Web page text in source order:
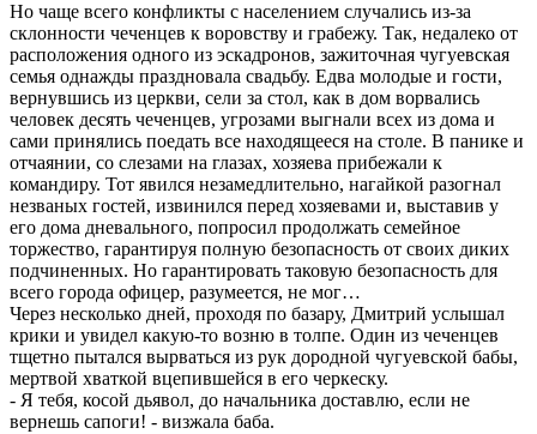
Но чаще всего конфликты с населением случались из-за
склонности чеченцев к воровству и грабежу. Так, недалеко от
расположения одного из эскадронов, зажиточная чугуевская
семья однажды праздновала свадьбу. Едва молодые и гости,
вернувшись из церкви, сели за стол, как в дом ворвались
человек десять чеченцев, угрозами выгнали всех из дома и
сами принялись поедать все находящееся на столе. В панике и
отчаянии, со слезами на глазах, хозяева прибежали к
командиру. Тот явился незамедлительно, нагайкой разогнал
незваных гостей, извинился перед хозяевами и, выставив у
его дома дневального, попросил продолжать семейное
торжество, гарантируя полную безопасность от своих диких
подчиненных. Но гарантировать таковую безопасность для
всего города офицер, разумеется, не мог…
Через несколько дней, проходя по базару, Дмитрий услышал
крики и увидел какую-то возню в толпе. Один из чеченцев
тщетно пытался вырваться из рук дородной чугуевской бабы,
мертвой хваткой вцепившейся в его черкеску.
- Я тебя, косой дьявол, до начальника доставлю, если не
вернешь сапоги! - визжала баба.